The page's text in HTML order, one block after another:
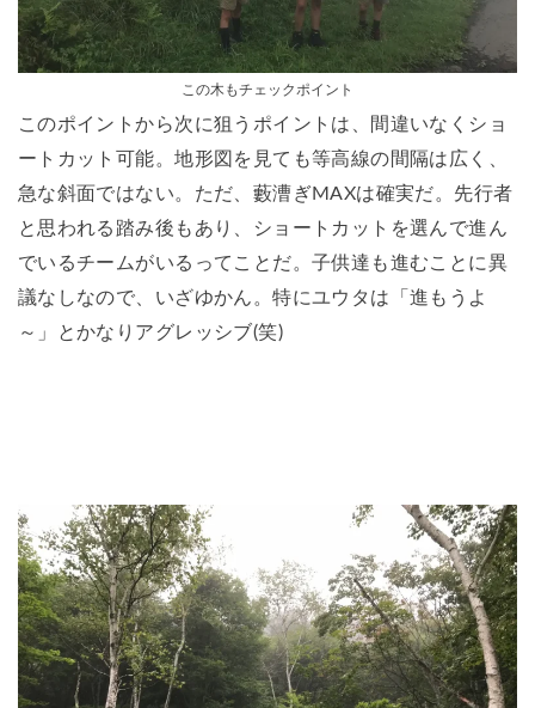
この木もチェックポイント
このポイントから次に狙うポイントは、間違いなくショ
ートカット可能。地形図を見ても等高線の間隔は広く、
急な斜面ではない。ただ、藪漕ぎMAXは確実だ。先行者
と思われる踏み後もあり、ショートカットを選んで進ん
でいるチームがいるってことだ。子供達も進むことに異
議なしなので、いざゆかん。特にユウタは「進もうよ
～」とかなりアグレッシブ(笑)